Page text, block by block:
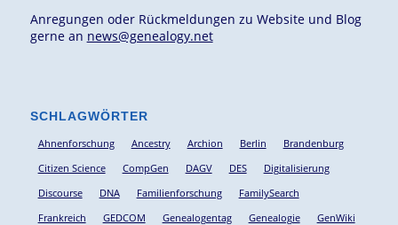
Anregungen oder Rückmeldungen zu Website und Blog
gerne an news@genealogy.net
SCHLAGWÖRTER
Ahnenforschung Ancestry Archion Berlin
Brandenburg
Citizen Science
CompGen DAGV DES
Digitalisierung
Discourse
DNA Familienforschung
FamilySearch
Frankreich
GEDCOM Genealogentag Genealogie
GenWiki